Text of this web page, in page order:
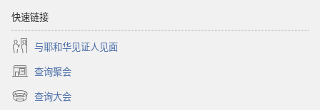
卑、 爱
快速链接
与耶和华见证人见面
查询聚会
（打
开
新
查询大会
（打